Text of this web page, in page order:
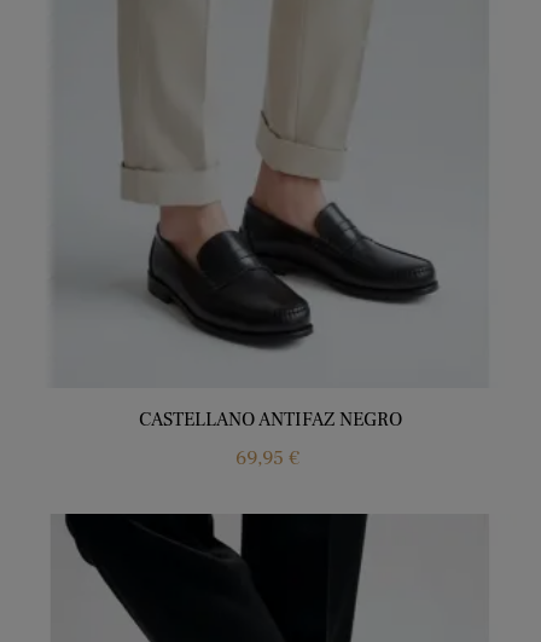
CASTELLANO ANTIFAZ NEGRO
Price
69,95 €